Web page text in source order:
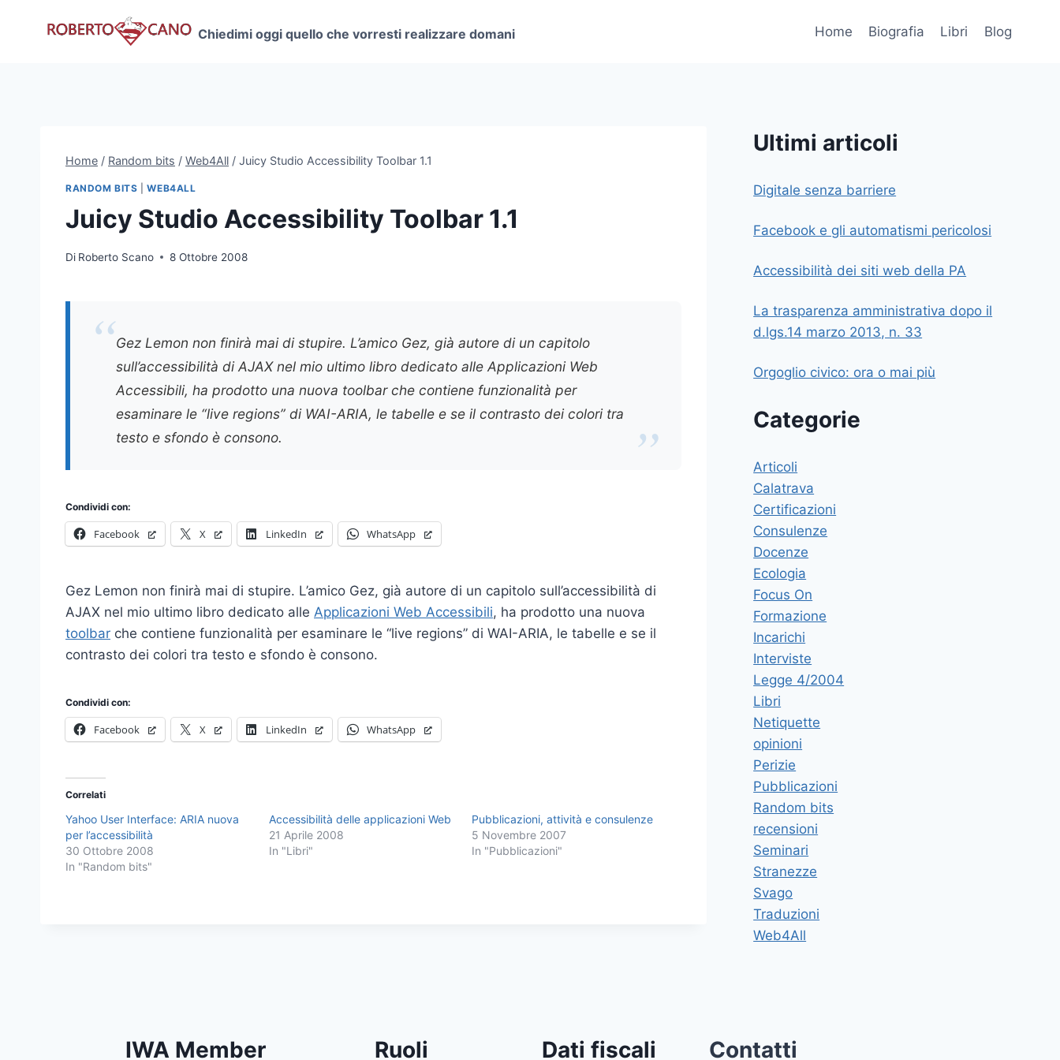
Chiedimi oggi quello che vorresti realizzare domani Home Biografia Libri Blog
Home / Random bits / Web4All / Juicy Studio Accessibility Toolbar 1.1
RANDOM BITS |WEB4ALL
Juicy Studio Accessibility Toolbar 1.1
Di Roberto Scano 8 Ottobre 2008
Gez Lemon non finirà mai di stupire. L’amico Gez, già autore di un capitolo
sull’accessibilità di AJAX nel mio ultimo libro dedicato alle Applicazioni Web
Accessibili, ha prodotto una nuova toolbar che contiene funzionalità per
esaminare le “live regions” di WAI-ARIA, le tabelle e se il contrasto dei colori tra
testo e sfondo è consono.
Condividi con:
Facebook X LinkedIn WhatsApp
Gez Lemon non finirà mai di stupire. L’amico Gez, già autore di un capitolo sull’accessibilità di
AJAX nel mio ultimo libro dedicato alle Applicazioni Web Accessibili, ha prodotto una nuova
toolbar che contiene funzionalità per esaminare le “live regions” di WAI-ARIA, le tabelle e se il
contrasto dei colori tra testo e sfondo è consono.
Condividi con:
Facebook X LinkedIn WhatsApp
Correlati
Yahoo User Interface: ARIA nuova
per l’accessibilità
30 Ottobre 2008
In "Random bits"
Accessibilità delle applicazioni Web
21 Aprile 2008
In "Libri"
Pubblicazioni, attività e consulenze
5 Novembre 2007
In "Pubblicazioni"
Ultimi articoli
Digitale senza barriere
Facebook e gli automatismi pericolosi
Accessibilità dei siti web della PA
La trasparenza amministrativa dopo il
d.lgs.14 marzo 2013, n. 33
Orgoglio civico: ora o mai più
Categorie
Articoli
Calatrava
Certificazioni
Consulenze
Docenze
Ecologia
Focus On
Formazione
Incarichi
Interviste
Legge 4/2004
Libri
Netiquette
opinioni
Perizie
Pubblicazioni
Random bits
recensioni
Seminari
Stranezze
Svago
Traduzioni
Web4All
IWA Member Ruoli Dati fiscali Contatti